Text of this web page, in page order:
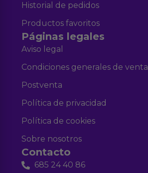
Historial de pedidos
Productos favoritos
Páginas legales
Aviso legal
Condiciones generales de venta
Postventa
Política de privacidad
Política de cookies
Sobre nosotros
Contacto
685 24 40 86